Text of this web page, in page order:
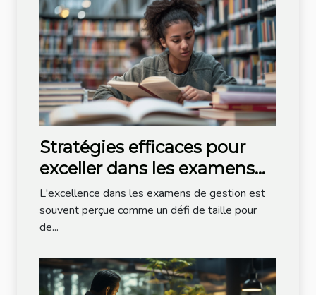
Stratégies efficaces pour
exceller dans les examens
de gestion
L'excellence dans les examens de gestion est
souvent perçue comme un défi de taille pour
de...